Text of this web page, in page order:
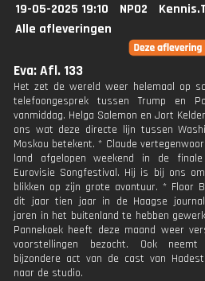
19-05-2025 19:10 NPO2
Alle afleveringen
Eva: Afl. 133
Het zet de wereld weer helemaal op
telefoongesprek tussen Trump en
vanmiddag. Helga Salemon en Jort
ons wat deze directe lijn tussen
Moskou betekent. * Claude
land afgelopen weekend in de
Eurovisie Songfestival. Hij is bij ons
blikken op zijn grote avontuur. * Floor
dit jaar tien jaar in de Haagse
jaren in het buitenland te hebben
Pannekoek heeft deze maand weer
voorstellingen bezocht. Ook
bijzondere act van de cast van
naar de studio.